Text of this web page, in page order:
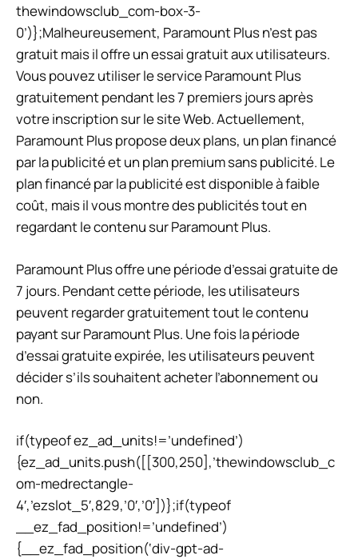
thewindowsclub_com-box-3-
0’)};Malheureusement, Paramount Plus n’est pas
gratuit mais il offre un essai gratuit aux utilisateurs.
Vous pouvez utiliser le service Paramount Plus
gratuitement pendant les 7 premiers jours après
votre inscription sur le site Web. Actuellement,
Paramount Plus propose deux plans, un plan financé
par la publicité et un plan premium sans publicité. Le
plan financé par la publicité est disponible à faible
coût, mais il vous montre des publicités tout en
regardant le contenu sur Paramount Plus.
Paramount Plus offre une période d’essai gratuite de
7 jours. Pendant cette période, les utilisateurs
peuvent regarder gratuitement tout le contenu
payant sur Paramount Plus. Une fois la période
d’essai gratuite expirée, les utilisateurs peuvent
décider s’ils souhaitent acheter l’abonnement ou
non.
if(typeof ez_ad_units!=’undefined’)
{ez_ad_units.push([[300,250],’thewindowsclub_c
om-medrectangle-
4′,’ezslot_5′,829,’0′,’0′])};if(typeof
__ez_fad_position!=’undefined’)
{__ez_fad_position(‘div-gpt-ad-